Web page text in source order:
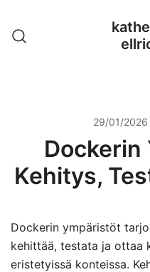
content
29/01/2026
Dockerin
Kehitys,
Dockerin ympäristöt
kehittää, testata ja ottaa
eristetyissä konteissa.